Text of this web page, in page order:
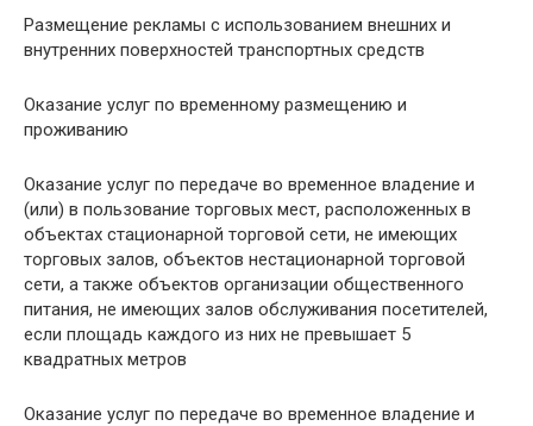
Размещение рекламы с использованием внешних и
внутренних поверхностей транспортных средств
Оказание услуг по временному размещению и
проживанию
Оказание услуг по передаче во временное владение и
(или) в пользование торговых мест, расположенных в
объектах стационарной торговой сети, не имеющих
торговых залов, объектов нестационарной торговой
сети, а также объектов организации общественного
питания, не имеющих залов обслуживания посетителей,
если площадь каждого из них не превышает 5
квадратных метров
Оказание услуг по передаче во временное владение и